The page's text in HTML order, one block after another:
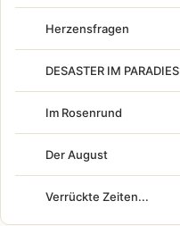
Herzensfragen
DESASTER IM PARADIES
Im Rosenrund
Der August
Verrückte Zeiten...